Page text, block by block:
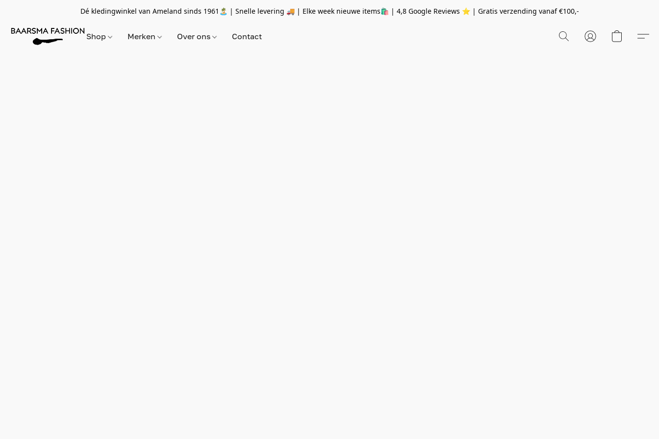
Dé kledingwinkel van Ameland sinds 1961🏝 | Snelle levering 🚚 | Elke week nieuwe items🛍 | 4,8 Google Reviews ⭐️ | Gratis verzending vanaf€100,-
Shop Merken Over ons Contact